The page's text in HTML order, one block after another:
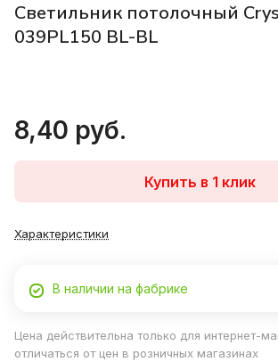
Светильник потолочный
039PL150 BL-BL
8,40 руб.
Купить в 1 клик
Характеристики
В наличии на фабрике
Цена действительна только для интернет-
отличаться от цен в розничных магазинах